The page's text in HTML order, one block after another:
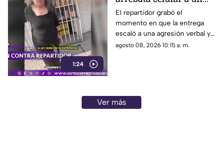
1:24
repartidor tras
discusión.
El repartidor grabó el
momento en que la entrega
escaló a una agresión verbal y
al despojo de su teléfono.
agosto 08, 2026 10:15 a. m.
Ver más